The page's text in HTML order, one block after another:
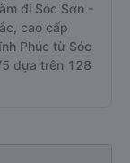
đi Sóc Sơn -
cao cấp
Phúc từ Sóc
dựa trên 128